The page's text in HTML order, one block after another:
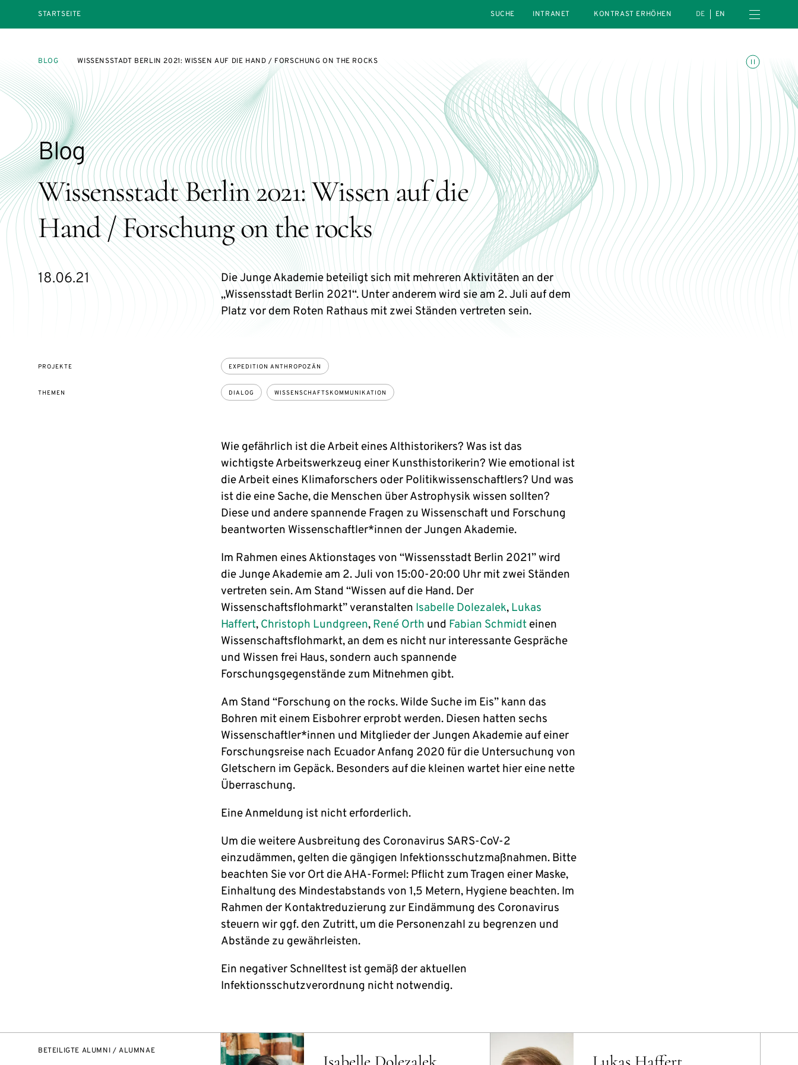
STARTSEITE
INTRANET
KONTRAST ERHÖHEN DE EN Menü öffnen
Animationen umschalten
BLOG WISSENSSTADT BERLIN 2021: WISSEN AUF DIE HAND / FORSCHUNG ON THE ROCKS
Wissensstadt Berlin 2021: Wissen auf die
Hand / Forschung on the rocks
Blog
18.06.21
Die Junge Akademie beteiligt sich mit mehreren Aktivitäten an der
„Wissensstadt Berlin 2021“. Unter anderem wird sie am 2. Juli auf dem
Platz vor dem Roten Rathaus mit zwei Ständen vertreten sein.
PROJEKTE EXPEDITION ANTHROPOZÄN
THEMEN DIALOG WISSENSCHAFTSKOMMUNIKATION
Wie gefährlich ist die Arbeit eines Althistorikers? Was ist das
wichtigste Arbeitswerkzeug einer Kunsthistorikerin? Wie emotional ist
die Arbeit eines Klimaforschers oder Politikwissenschaftlers? Und was
ist die eine Sache, die Menschen über Astrophysik wissen sollten?
Diese und andere spannende Fragen zu Wissenschaft und Forschung
beantworten Wissenschaftler*innen der Jungen Akademie.
Im Rahmen eines Aktionstages von “Wissensstadt Berlin 2021” wird
die Junge Akademie am 2. Juli von 15:00-20:00 Uhr mit zwei Ständen
vertreten sein. Am Stand “Wissen auf die Hand. Der
Wissenschaftsflohmarkt” veranstalten Isabelle Dolezalek, Lukas
Haffert, Christoph Lundgreen, René Orth und Fabian Schmidteinen
Wissenschaftsflohmarkt, an dem es nicht nur interessante Gespräche
und Wissen frei Haus, sondern auch spannende
Forschungsgegenstände zum Mitnehmen gibt.
Am Stand “Forschung on the rocks. Wilde Suche im Eis” kann das
Bohren mit einem Eisbohrer erprobt werden. Diesen hatten sechs
Wissenschaftler*innen und Mitglieder der Jungen Akademie auf einer
Forschungsreise nach Ecuador Anfang 2020 für die Untersuchung von
Gletschern im Gepäck. Besonders auf die kleinen wartet hier eine nette
Überraschung.
Eine Anmeldung ist nicht erforderlich.
Um die weitere Ausbreitung des Coronavirus SARS-CoV-2
einzudämmen, gelten die gängigen Infektionsschutzmaßnahmen. Bitte
beachten Sie vor Ort die AHA-Formel: Pflicht zum Tragen einer Maske,
Einhaltung des Mindestabstands von 1,5 Metern, Hygiene beachten. Im
Rahmen der Kontaktreduzierung zur Eindämmung des Coronavirus
steuern wir ggf. den Zutritt, um die Personenzahl zu begrenzen und
Abstände zu gewährleisten.
Ein negativer Schnelltest ist gemäß der aktuellen
Infektionsschutzverordnung nicht notwendig.
BETEILIGTE ALUMNI / ALUMNAE